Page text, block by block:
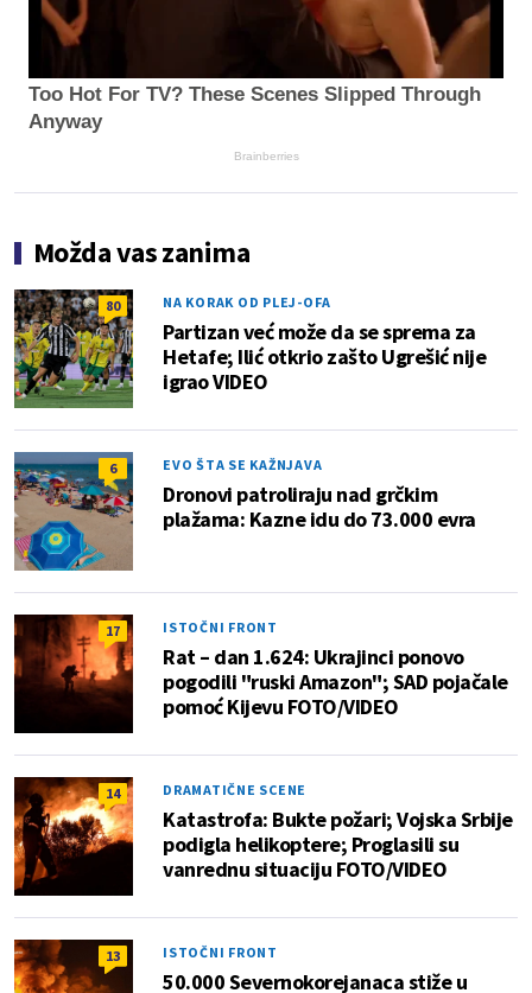
Too Hot For TV? These Scenes Slipped Through
Anyway
Brainberries
Možda vas zanima
80 NA KORAK OD PLEJ-OFA
Partizan već može da se sprema za
Hetafe; Ilić otkrio zašto Ugrešić nije
igrao VIDEO
6 EVO ŠTA SE KAŽNJAVA
Dronovi patroliraju nad grčkim
plažama: Kazne idu do 73.000 evra
17 ISTOČNI FRONT
Rat – dan 1.624: Ukrajinci ponovo
pogodili "ruski Amazon"; SAD pojačale
pomoć Kijevu FOTO/VIDEO
14 DRAMATIČNE SCENE
Katastrofa: Bukte požari; Vojska Srbije
podigla helikoptere; Proglasili su
vanrednu situaciju FOTO/VIDEO
13 ISTOČNI FRONT
50.000 Severnokorejanaca stiže u